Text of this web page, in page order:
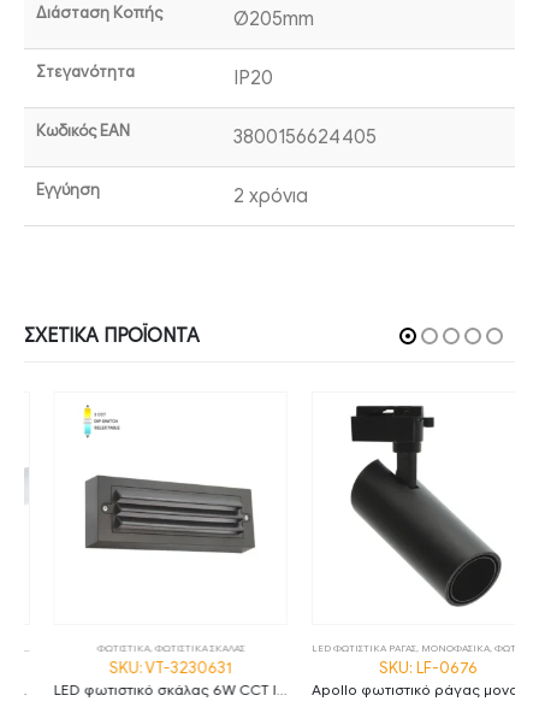
Διάσταση Κοπής Ø205mm
Στεγανότητα IP20
Κωδικός EAN 3800156624405
Εγγύηση 2 χρόνια
ΣΧΕΤΙΚΆ ΠΡΟΪΌΝΤΑ
ΦΩΤΙΣΤΙΚΑ,ΦΩΤΙΣΤΙΚΑ ΣΚΑΛΑΣ
SKU: VT-3230631
LED φωτιστικό σκάλας 6W CCT IP65 ανθρακί
LED ΦΩΤΙΣΤΙΚΑ ΡΑΓΑΣ ,ΜΟΝΟΦΑΣΙΚΑ,ΦΩΤΙΣΤΙΚΑ
SKU: LF-0676
Apollo φωτιστικό ράγας μονοφασικό LED COB 30W 4000Κ με μαύρο σώμα